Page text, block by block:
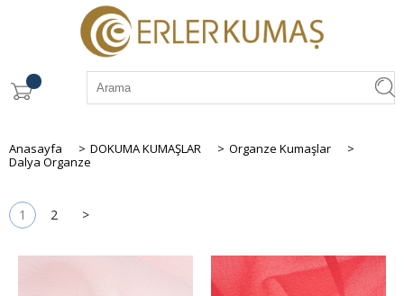
Anasayfa > DOKUMA KUMAŞLAR > Organze Kumaşlar
>
Dalya Organze
1 2 >